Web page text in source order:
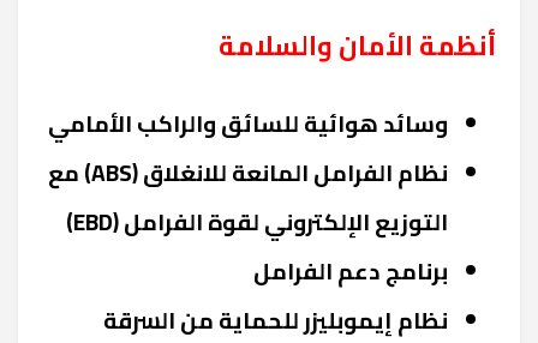
أنظمة الأمان والسلامة
وسائد هوائية للسائق والراكب الأمامي
نظام الفرامل المانعة للانغلاق (ABS) مع
التوزيع الإلكتروني لقوة الفرامل (EBD)
برنامج دعم الفرامل
نظام إيموبليزر للحماية من السرقة